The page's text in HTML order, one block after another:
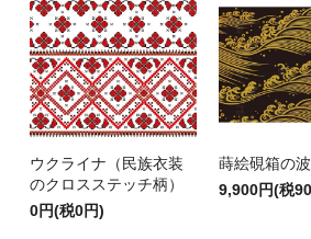
ウクライナ（民族衣装
のクロスステッチ柄）
0円(税0円)
蒔絵硯箱の
9,900円(税